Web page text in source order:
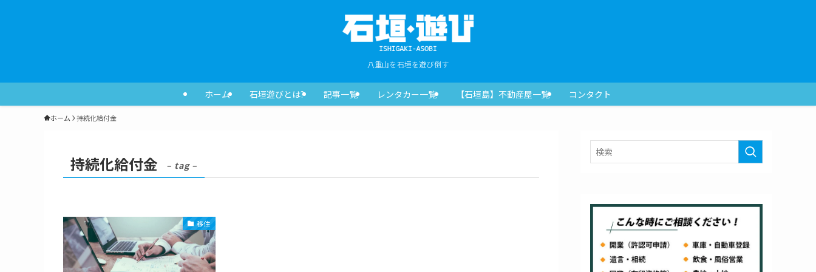
八重山を石垣を遊び倒す
ホーム 石垣遊びとは? 記事一覧 レンタカー一覧 【石垣島】不動産屋一覧 コンタクト
ホーム 持続化給付金
持続化給付金 – tag –
移住